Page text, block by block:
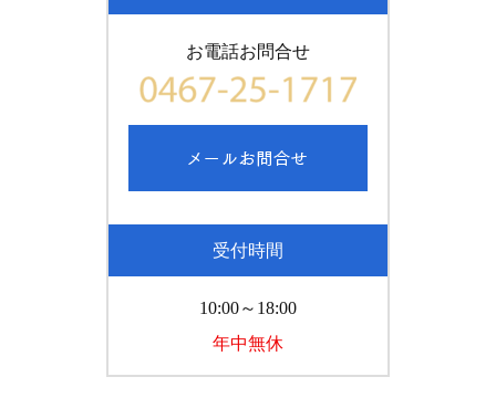
お電話お問合せ
受付時間
10:00～18:00
年中無休